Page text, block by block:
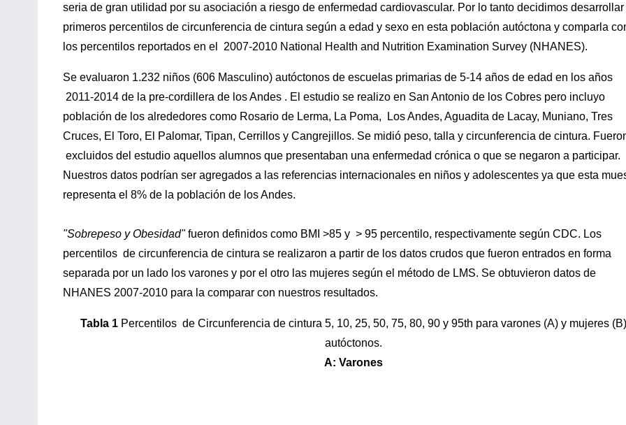
seria de gran utilidad por su asociación a riesgo de enfermedad cardiovascular. Por lo tanto decidimos
primeros percentilos de circunferencia de cintura según a edad y sexo en esta población autóctona y comparla
los percentilos reportados en el 2007-2010 National Health and Nutrition Examination Survey (NHANES).
Se evaluaron 1.232 niños (606 Masculino) autóctonos de escuelas primarias de 5-14 años de edad en los años
2011-2014 de la pre-cordillera de los Andes . El estudio se realizo en San Antonio de los Cobres pero incluyo
población de los alrededores como Rosario de Lerma, La Poma, Los Andes, Aguadita de Lacay, Muniano, Tres
Cruces, El Toro, El Palomar, Tipan, Cerrillos y Cangrejillos. Se midió peso, talla y circunferencia de cintura.
excluidos del estudio aquellos alumnos que presentaban una enfermedad crónica o que se negaron a participar.
Nuestros datos podrían ser agregados a las referencias internacionales en niños y adolescentes ya que esta
representa el 8% de la población de los Andes.
"Sobrepeso y Obesidad"fueron definidos como BMI >85 y > 95 percentilo, respectivamente según CDC. Los
percentilos de circunferencia de cintura se realizaron a partir de los datos crudos que fueron entrados en forma
separada por un lado los varones y por el otro las mujeres según el método de LMS. Se obtuvieron datos de
NHANES 2007-2010 para la comparar con nuestros resultados.
Tabla 1 Percentilos de Circunferencia de cintura 5, 10, 25, 50, 75, 80, 90 y 95th para varones (A) y mujeres
autóctonos.
A: Varones